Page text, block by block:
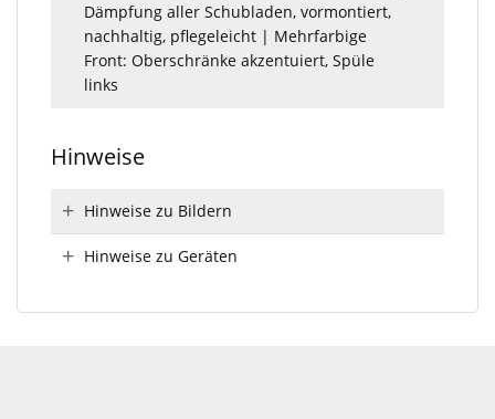
Dämpfung aller Schubladen, vormontiert,
nachhaltig, pflegeleicht | Mehrfarbige
Front: Oberschränke akzentuiert, Spüle
links
Hinweise
Hinweise zu Bildern
Hinweise zu Geräten